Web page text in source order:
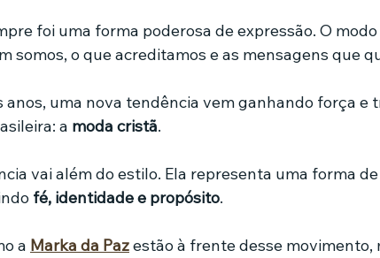
Filmes e séries Noticias em alta Família
Nutricionista
com NaN de 5 estrelas.
foi uma forma poderosa de expressão. O
somos, o que acreditamos e as mensagens que
anos, uma nova tendência vem ganhando força e
a moda cristã.
vai além do estilo. Ela representa uma forma
fé, identidade e propósito.
a Marka da Paz estão à frente desse